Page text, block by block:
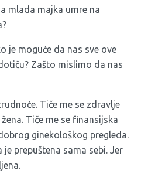
mlada majka umre na
je moguće da nas sve ove
Zašto mislimo da nas
Tiče me se zdravlje
Tiče me se finansijska
ginekološkog pregleda.
je prepuštena sama sebi. Jer